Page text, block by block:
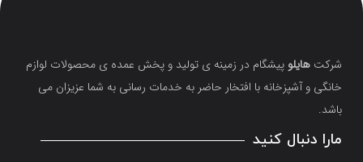
شرکت هایلو پیشگام در زمینه ی تولید و پخش عمده ی محصولات لوازم
خانگی و آشپزخانه با افتخار حاضر به خدمات رسانی به شما عزیزان می
باشد.
مارا دنبال کنید